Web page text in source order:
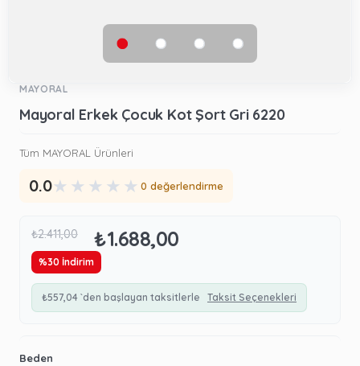
MAYORAL
Mayoral Erkek Çocuk Kot Şort Gri 6220
Tüm MAYORAL Ürünleri
0.0★ ★ ★ ★ ★ 0 değerlendirme
₺2.411,00 ₺1.688,00
%30 İndirim
₺557,04 `den başlayan taksitlerle Taksit Seçenekleri
Beden